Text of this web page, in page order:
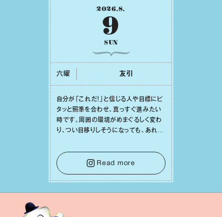
2026.8.
9
SUN
六曜 友引
⾃分が「これだ！」と信じる⼈や⽬標にピ
タッと照準を合わせ、真っすぐ進みたい
時です。周囲の環境がめまぐるしく変わ
り、つい⽬移りしそうになっても、あれこ
をそっと⼿放し、⽬の前のことに集中しま
しょう。そのブレない決意が、あなたにと
って有意義で安定した成果を引き寄せま
す。
Read more